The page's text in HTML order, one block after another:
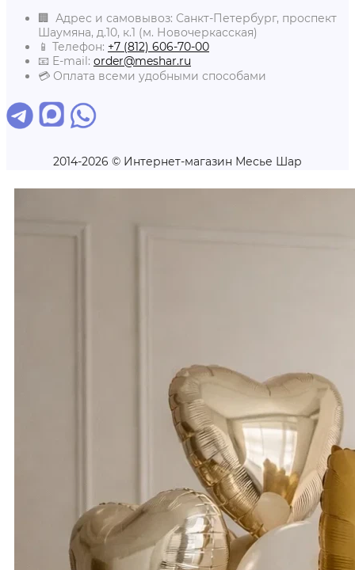
🏢 Адрес и самовывоз: Санкт-Петербург, проспект
Шаумяна, д.10, к.1 (м. Новочеркасская)
📱 Телефон: +7 (812) 606-70-00
📧 E-mail: order@meshar.ru
💳 Оплата всеми удобными способами
2014-2026 © Интернет-магазин Месье Шар